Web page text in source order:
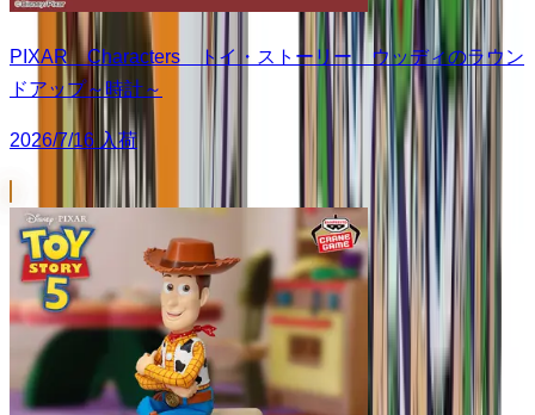
PIXAR Characters トイ・ストーリー ウッディのラウン
ドアップ～時計～
2026/7/16 入荷